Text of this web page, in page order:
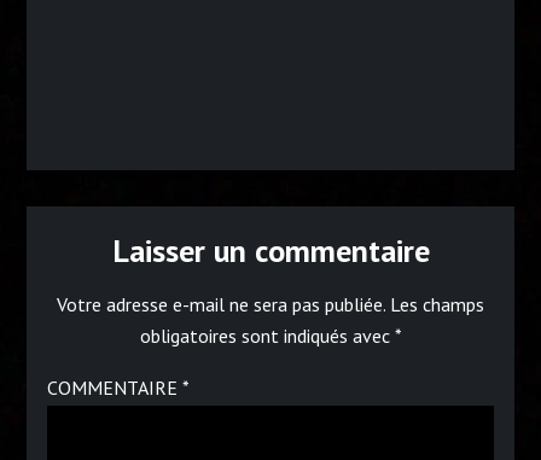
Laisser un commentaire
Votre adresse e-mail ne sera pas publiée. Les champs
obligatoires sont indiqués avec *
COMMENTAIRE *